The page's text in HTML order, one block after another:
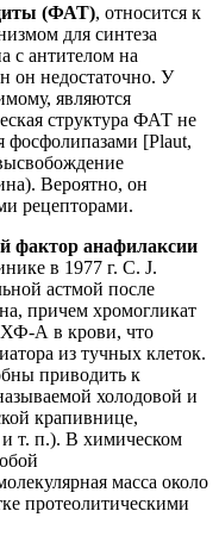
(ФАТ), относится к
для синтеза
с антителом на
он недостаточно. У
являются
структура ФАТ не
фосфолипазами [Plaut,
Вероятно, он
рецепторами.
фактор анафилаксии
в 1977 г. С. J.
астмой после
причем хромогликат
А в крови, что
из тучных клеток.
приводить к
холодовой и
крапивнице,
и т. п.). В химическом
масса около
протеолитическими